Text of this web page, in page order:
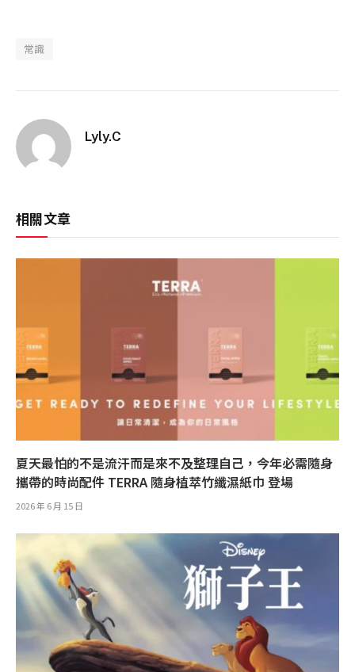
常識
Lyly.C
相關文章
夏天最怕的不是流汗而是來不及整理自己，今年必需隨身
攜帶的時尚配件 TERRA 隨身植萃竹纖濕紙巾 登場
2026 年 6 月 15 日